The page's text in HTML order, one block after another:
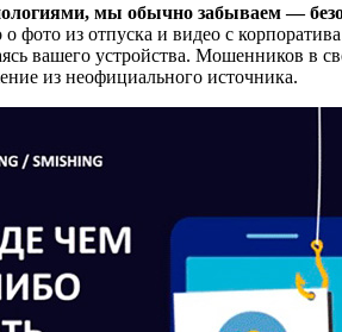
мы обычно забываем —
о фото из отпуска и видео с
вашего устройства. Мошенников
из неофициального источника.